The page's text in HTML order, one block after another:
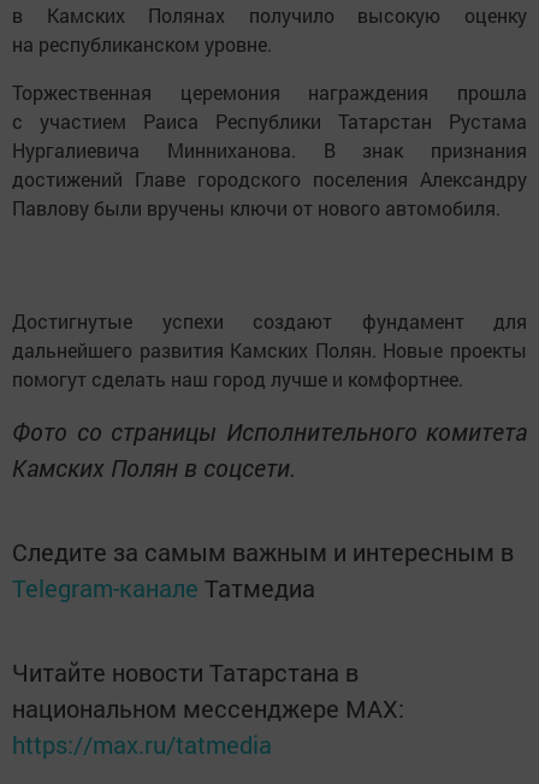
в Камских Полянах получило высокую оценку
на республиканском уровне.
Торжественная церемония награждения прошла
с участием Раиса Республики Татарстан Рустама
Нургалиевича Минниханова. В знак признания
достижений Главе городского поселения Александру
Павлову были вручены ключи от нового автомобиля.
Достигнутые успехи создают фундамент для
дальнейшего развития Камских Полян. Новые проекты
помогут сделать наш город лучше и комфортнее.
Фото со страницы Исполнительного комитета
Камских Полян в соцсети.
Следите за самым важным и интересным в
Telegram-канале Татмедиа
Читайте новости Татарстана в
национальном мессенджере MАХ:
https://max.ru/tatmedia